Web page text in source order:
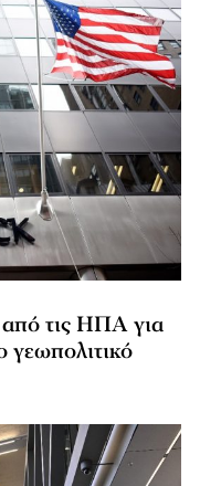
τις ΗΠΑ για
γεωπολιτικό